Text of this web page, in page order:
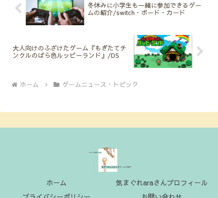
冬休みに小学生も一緒に参加できるゲー
ムの紹介/switch・ボード・カード
大人向けのふざけたゲーム『もぎたてチ
ンクルのばら色ルッピーランド』/DS
ホーム ゲームニュース・トピック
ホーム
気まぐれaraさんプロフィール